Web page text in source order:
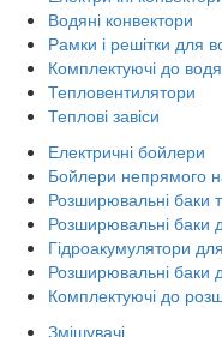
Водяні конвектори
Рамки і решітки для
Комплектуючі до
Тепловентилятори
Теплові завіси
Електричні бойлери
Бойлери непрямого
Розширювальні баки
Розширювальні баки
Гідроакумулятори
Розширювальні баки
Комплектуючі до
Змішувачі